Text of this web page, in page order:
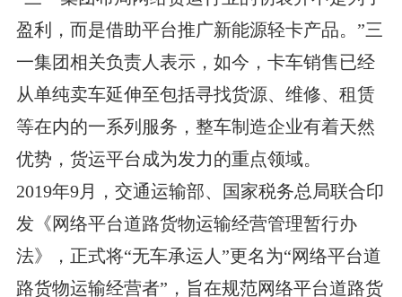
盈利，而是借助平台推广新能源轻卡产品。”三
一集团相关负责人表示，如今，卡车销售已经
从单纯卖车延伸至包括寻找货源、维修、租赁
等在内的一系列服务，整车制造企业有着天然
优势，货运平台成为发力的重点领域。
2019年9月，交通运输部、国家税务总局联合印
发《网络平台道路货物运输经营管理暂行办
法》，正式将“无车承运人”更名为“网络平台道
路货物运输经营者”，旨在规范网络平台道路货